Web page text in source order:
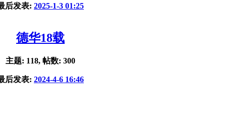
后发表: 2025-1-3 01:25
德华18载
主题: 118, 帖数: 300
后发表: 2024-4-6 16:46